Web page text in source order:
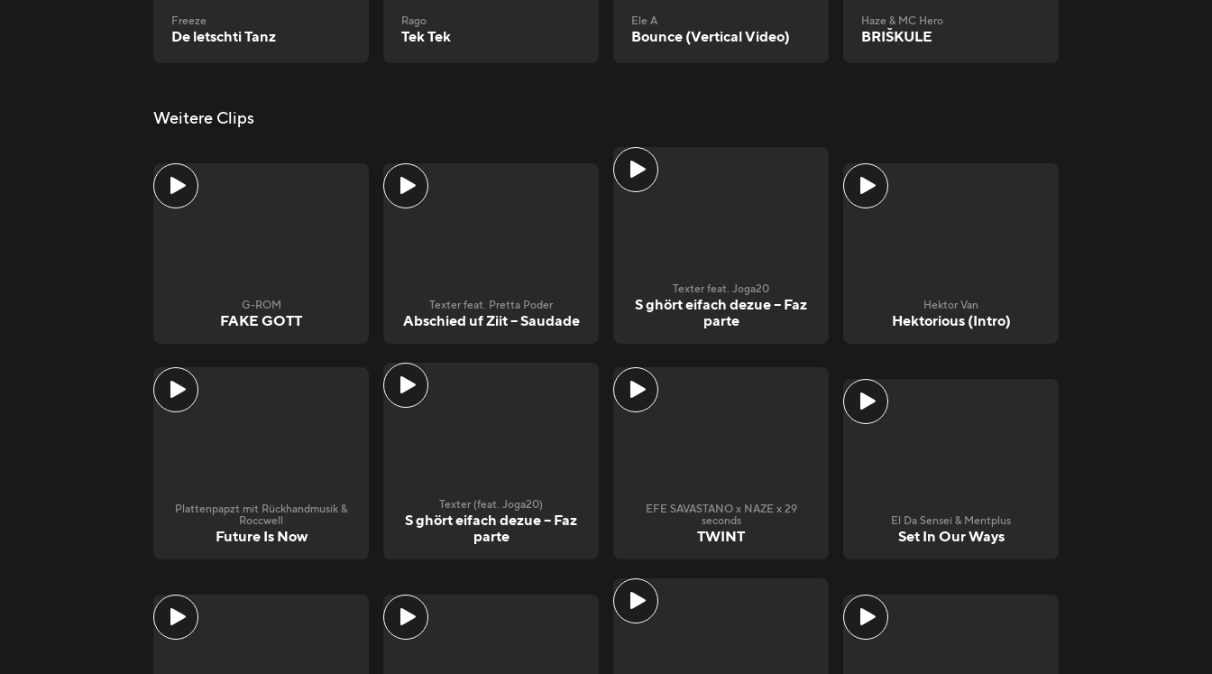
Freeze
De letschti Tanz
Rago
Tek Tek
Ele A
Bounce (Vertical Video)
Haze & MC Hero
BRIŠKULE
Weitere Clips
G-ROM
FAKE GOTT
Texter feat. Pretta Poder
Abschied uf Ziit – Saudade
Texter feat. Joga20
S ghört eifach dezue – Faz
parte
Hektor Van
Hektorious (Intro)
Plattenpapzt mit Rückhandmusik &
Roccwell
Future Is Now
Texter (feat. Joga20)
S ghört eifach dezue – Faz
parte
EFE SAVASTANO x NAZE x 29
seconds
TWINT
El Da Sensei & Mentplus
Set In Our Ways